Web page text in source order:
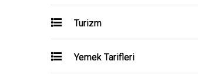
Turizm
Yemek Tarifleri